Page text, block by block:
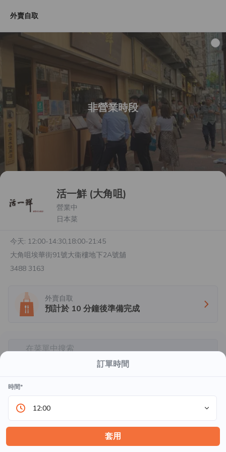
訂單時間
時間*
12:00
套用
外賣自取
非營業時段
活一鮮 (大角咀)
營業中
日本菜
今天: 12:00-14:30,18:00-21:45
大角咀埃華街91號大衞樓地下2A號舖
3488 3163
外賣自取
預計於 10 分鐘後準備完成
在菜單中搜索
推薦菜品 和風定食 壽司 日本直送系
海膽魚生飯
$88.0起
刺身定食